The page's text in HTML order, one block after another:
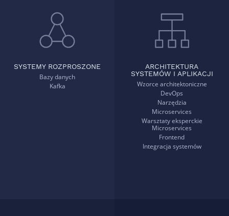
SYSTEMY ROZPROSZONE
Bazy danych
Kafka
ARCHITEKTURA
SYSTEMÓW I APLIKACJI
Wzorce architektoniczne
DevOps
Narzędzia
Microservices
Warsztaty eksperckie
Microservices
Frontend
Integracja systemów